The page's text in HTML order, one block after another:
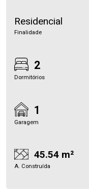
Residencial
Finalidade
2
Dormitórios
1
Garagem
45.54 m²
A. Construída